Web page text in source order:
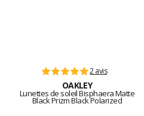
2 avis
OAKLEY
Lunettes de soleil Bisphaera Matte
Black Prizm Black Polarized